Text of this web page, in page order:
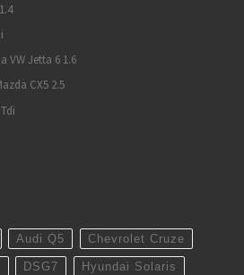
VW Jetta 6 1.6
CX5 2.5
Audi Q5 Chevrolet Cruze
DSG7 Hyundai Solaris